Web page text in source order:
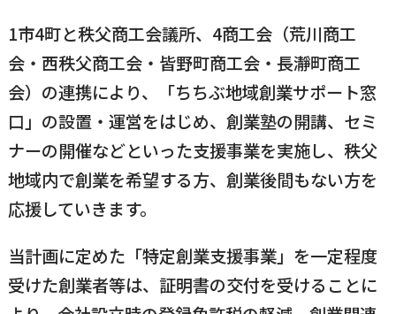
高齢者の方
引っ越し／移住・定住
おくやみ
よこハグ
手続きガイド
横瀬町（町長） へのご意見等
横瀬町役場
TEL 0494-25-0111 （代表）
開庁時間： 8:30〜17:00
（土曜、日曜、祝日、年末年始を覗く）
窓口案内
メニューを閉じる
1市4町と秩父商工会議所、4商工会（荒川商工
会・西秩父商工会・皆野町商工会・長瀞町商工
会）の連携により、「ちちぶ地域創業サポート窓
口」の設置・運営をはじめ、創業塾の開講、セミ
ナーの開催などといった支援事業を実施し、秩父
地域内で創業を希望する方、創業後間もない方を
応援していきます。
当計画に定めた「特定創業支援事業」を一定程度
受けた創業者等は、証明書の交付を受けることに